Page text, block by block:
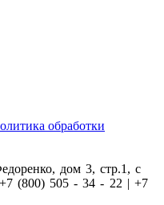
обработки
дом 3, стр.1, с
(800) 505 - 34 - 22 | +7